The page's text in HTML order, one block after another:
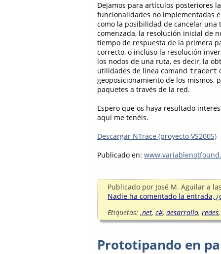
Dejamos para artículos posteriores
funcionalidades no implementadas
como la posibilidad de cancelar una
comenzada, la resolución inicial de
tiempo de respuesta de la primera
correcto, o incluso la resolución
los nodos de una ruta, es decir, la
utilidades de línea comand tracert
geoposicionamiento de los
paquetes a través de la red.
Espero que os haya resultado
aquí me tenéis.
Descargar NTrace (proyecto VS2005)
Publicado en:
Publicado por José M. Aguilar a
Nadie ha comentado la entrada,
Etiquetas: .net, c#, desarrollo, redes
Prototipando en